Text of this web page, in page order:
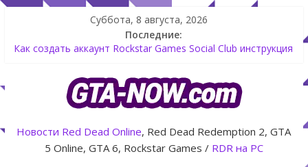
Суббота, 8 августа, 2026
Последние:
Как создать аккаунт Rockstar Games Social Club инструкция
The Kortz Center Heist — новое ограбление появится в
GTA Online уже 14 июля
GTA Online: Rockstar запускает программу Fine Art Collector
Летнее обновление для GTA 5 Online The Kortz Center Heist
Новости Red Dead Online, Red Dead Redemption 2, GTA
5 Online, GTA 6, Rockstar Games / RDR на PC